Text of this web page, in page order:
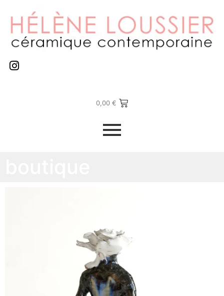
0,00 €